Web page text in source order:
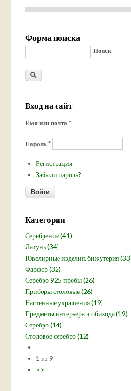
Форма поиска
Поиск
Вход на сайт
Имя или почта*
Пароль*
Регистрация
Забыли пароль?
Категории
Серебрение (41)
Латунь (34)
Ювелирные изделия, бижутерия (33)
Фарфор (32)
Серебро 925 пробы (26)
Приборы столовые (26)
Настенные украшения (19)
Предметы интерьера и обихода (19)
Серебро (14)
Столовое серебро (12)
1 из 9
>>